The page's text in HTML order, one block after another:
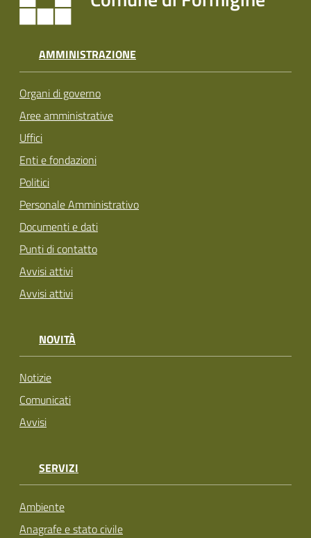
AMMINISTRAZIONE
Organi di governo
Aree amministrative
Uffici
Enti e fondazioni
Politici
Personale Amministrativo
Documenti e dati
Punti di contatto
Avvisi attivi
Avvisi attivi
NOVITÀ
Notizie
Comunicati
Avvisi
SERVIZI
Ambiente
Anagrafe e stato civile